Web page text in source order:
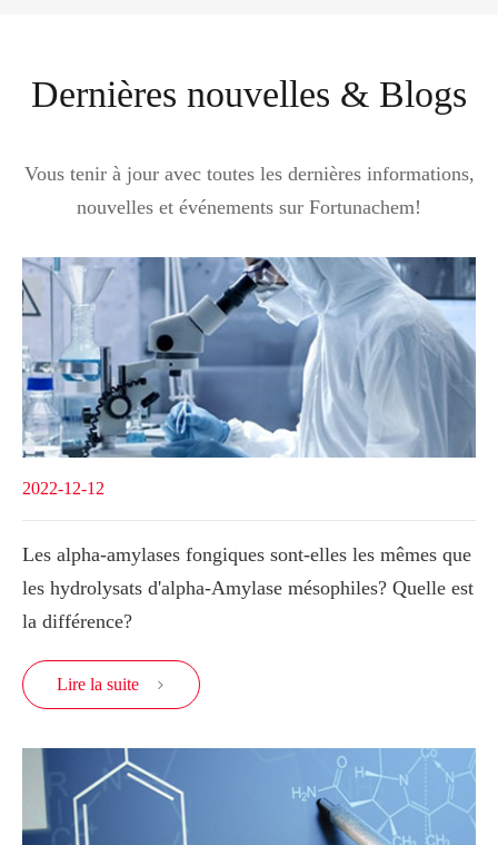
Dernières nouvelles & Blogs
Vous tenir à jour avec toutes les dernières informations,
nouvelles et événements sur Fortunachem!
2022-12-12
Les alpha-amylases fongiques sont-elles les mêmes que
les hydrolysats d'alpha-Amylase mésophiles? Quelle est
la différence?
Lire la suite 